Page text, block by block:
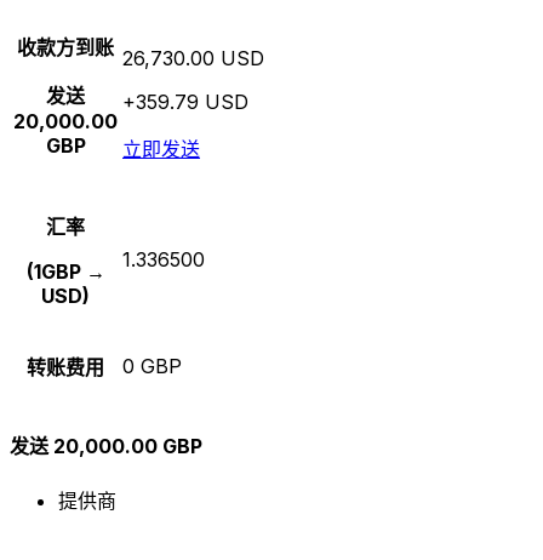
收款方到账
发送
20,000.00
GBP
26,730.00 USD
+359.79 USD
立即发送
汇率
(1GBP →
USD)
1.336500
转账费用 0 GBP
发送 20,000.00 GBP
提供商